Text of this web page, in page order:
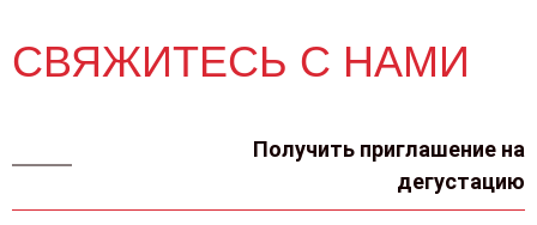
СВЯЖИТЕСЬ С НАМИ
Получить приглашение на
дегустацию